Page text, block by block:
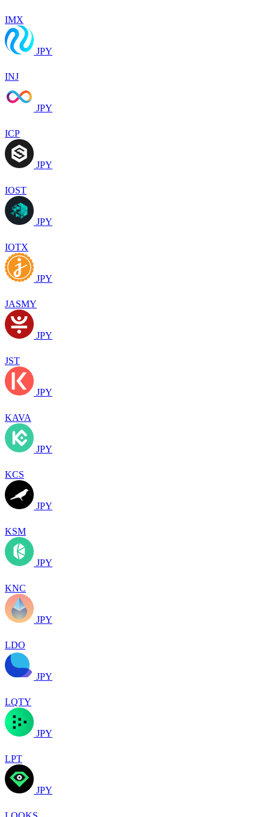
IMX
JPY
INJ
JPY
ICP
JPY
IOST
JPY
IOTX
JPY
JASMY
JPY
JST
JPY
KAVA
JPY
KCS
JPY
KSM
JPY
KNC
JPY
LDO
JPY
LQTY
JPY
LPT
JPY